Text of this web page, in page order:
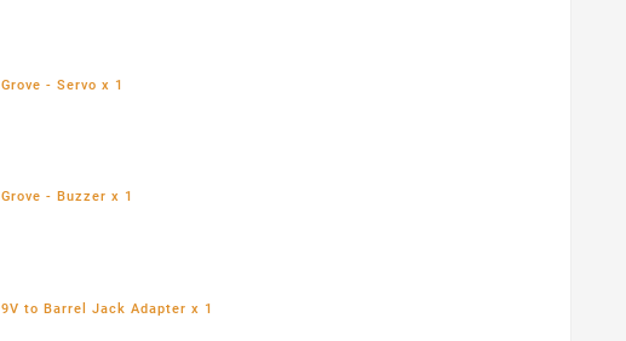
Grove - Servo x 1
Grove - Buzzer x 1
9V to Barrel Jack Adapter x 1